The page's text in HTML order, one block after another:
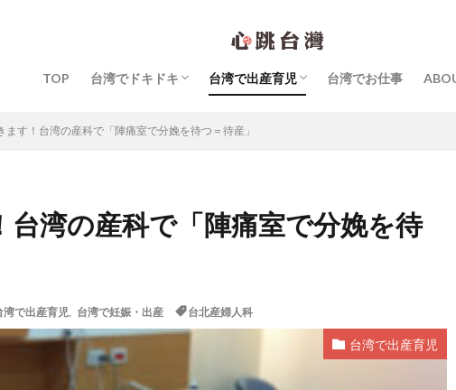
TOP 台湾でドキドキ 台湾で出産育児 台湾でお仕事
ます！台湾の産科で「陣痛室で分娩を待つ＝待産」
湾の産科で「陣痛室で分娩を待
湾で出産育児 台湾で妊娠・出産 台北産婦人科
台湾で出産育児
スキンケア マッサージ
産婦人科
台湾Webマーケティング 台湾お土産
デジタル大臣オードリー・タンさん
台湾の朝ごはん 台湾ものがたり
台湾
『まだ誰も見たことのない「未来」の話をしよう』
明太子 × Yaeko 日台女性の交換日記
私の